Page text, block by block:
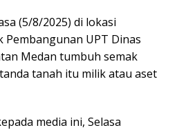
(5/8/2025) di lokasi
UPT Dinas
Medan tumbuh semak
tanah itu milik atau aset
media ini, Selasa